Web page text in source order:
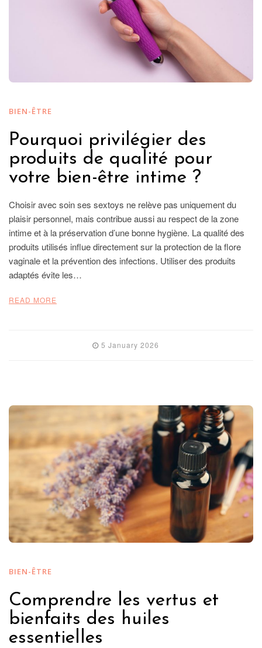
BIEN-ÊTRE
Pourquoi privilégier des
produits de qualité pour
votre bien-être intime ?
Choisir avec soin ses sextoys ne relève pas uniquement du
plaisir personnel, mais contribue aussi au respect de la zone
intime et à la préservation d’une bonne hygiène. La qualité des
produits utilisés influe directement sur la protection de la flore
vaginale et la prévention des infections. Utiliser des produits
adaptés évite les…
READ MORE
5 January 2026
BIEN-ÊTRE
Comprendre les vertus et
bienfaits des huiles
essentielles